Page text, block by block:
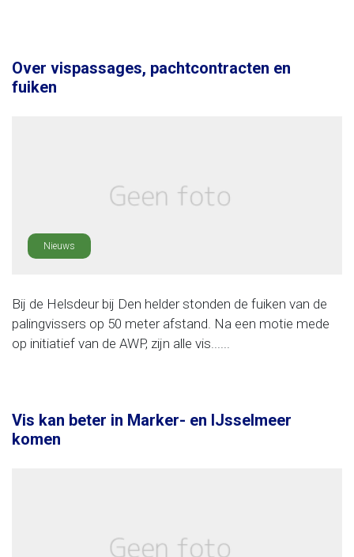
Over vispassages, pachtcontracten en
fuiken
Nieuws
Bij de Helsdeur bij Den helder stonden de fuiken van de
palingvissers op 50 meter afstand. Na een motie mede
op initiatief van de AWP, zijn alle vis......
Vis kan beter in Marker- en IJsselmeer
komen